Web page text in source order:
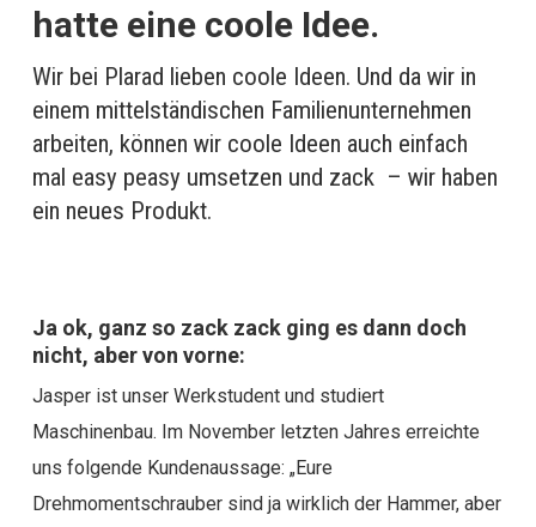
hatte eine coole Idee.
Wir bei Plarad lieben coole Ideen. Und da wir in
einem mittelständischen Familienunternehmen
arbeiten, können wir coole Ideen auch einfach
mal easy peasy umsetzen und zack – wir haben
ein neues Produkt.
Ja ok, ganz so zack zack ging es dann doch
nicht, aber von vorne:
Jasper ist unser Werkstudent und studiert
Maschinenbau. Im November letzten Jahres erreichte
uns folgende Kundenaussage: „Eure
Drehmomentschrauber sind ja wirklich der Hammer, aber